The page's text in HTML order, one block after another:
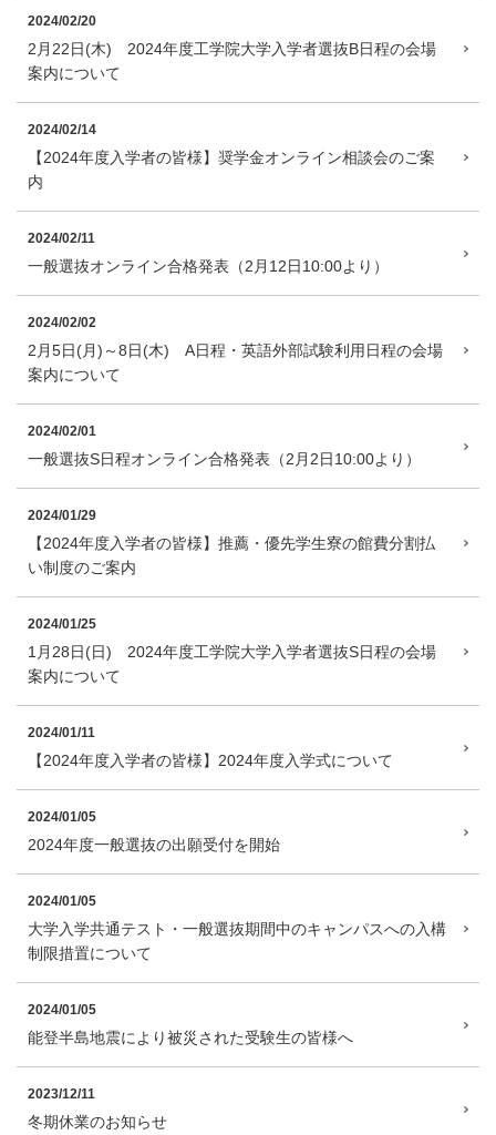
2024/02/20
2月22日(木) 2024年度工学院大学入学者選抜B日程の会場
案内について
2024/02/14
【2024年度入学者の皆様】奨学金オンライン相談会のご案
内
2024/02/11
一般選抜オンライン合格発表（2月12日10:00より）
2024/02/02
2月5日(月)～8日(木) A日程・英語外部試験利用日程の会場
案内について
2024/02/01
一般選抜S日程オンライン合格発表（2月2日10:00より）
2024/01/29
【2024年度入学者の皆様】推薦・優先学生寮の館費分割払
い制度のご案内
2024/01/25
1月28日(日) 2024年度工学院大学入学者選抜S日程の会場
案内について
2024/01/11
【2024年度入学者の皆様】2024年度入学式について
2024/01/05
2024年度一般選抜の出願受付を開始
2024/01/05
大学入学共通テスト・一般選抜期間中のキャンパスへの入構
制限措置について
2024/01/05
能登半島地震により被災された受験生の皆様へ
2023/12/11
冬期休業のお知らせ